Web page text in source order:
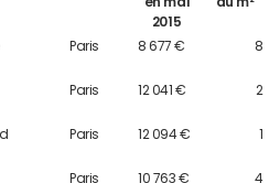
en mai
2015
du m²
Paris 8 677 € 8
Paris 12 041 € 2
Paris 12 094 €
Paris 10 763 € 4